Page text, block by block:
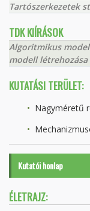
Tartószerkezetek
TDK KIÍRÁSOK
Algoritmikus
modell létrehozása
KUTATÁSI TERÜLET:
Nagyméretű
Kutatói honlap
ÉLETRAJZ: